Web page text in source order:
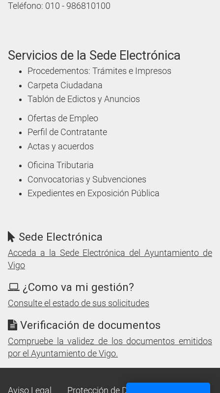
Teléfono: 010 - 986810100
Servicios de la Sede Electrónica
Procedementos: Trámites e Impresos
Carpeta Ciudadana
Tablón de Edictos y Anuncios
Ofertas de Empleo
Perfil de Contratante
Actas y acuerdos
Oficina Tributaria
Convocatorias y Subvenciones
Expedientes en Exposición Pública
Sede Electrónica
Acceda a la Sede Electrónica del Ayuntamiento de
Vigo
¿Como va mi gestión?
Consulte el estado de sus solicitudes
Verificación de documentos
Compruebe la validez de los documentos emitidos
por el Ayuntamiento de Vigo.
Aviso Legal Protección de Datos